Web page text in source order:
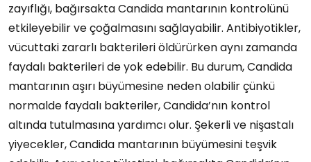
zayıflığı, bağırsakta Candida mantarının kontrolünü
etkileyebilir ve çoğalmasını sağlayabilir. Antibiyotikler,
vücuttaki zararlı bakterileri öldürürken aynı zamanda
faydalı bakterileri de yok edebilir. Bu durum, Candida
mantarının aşırı büyümesine neden olabilir çünkü
normalde faydalı bakteriler, Candida’nın kontrol
altında tutulmasına yardımcı olur. Şekerli ve nişastalı
yiyecekler, Candida mantarının büyümesini teşvik